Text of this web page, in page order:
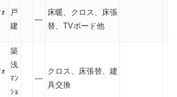
戸
建
—
床暖、クロス、床張
替、TVボード他
築
浅
ﾏﾝ
ｼｮ
—
クロス、床張替、建
具交換